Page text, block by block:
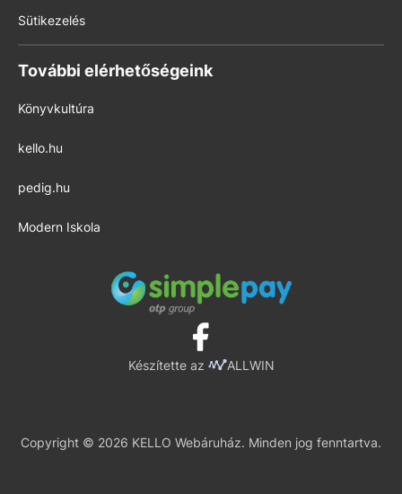
Sütikezelés
További elérhetőségeink
Könyvkultúra
kello.hu
pedig.hu
Modern Iskola
Készítette az ALLWIN
Copyright © 2026 KELLO Webáruház. Minden jog fenntartva.